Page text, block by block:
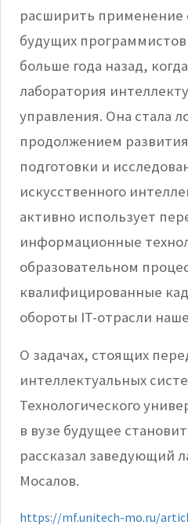
расширить применение
будущих программистов
больше года назад,
лаборатория
управления. Она стала
продолжением развития
подготовки и
искусственного
активно использует
информационные
образовательном
квалифицированные
обороты IT-отрасли
О задачах, стоящих
интеллектуальных
Технологического
в вузе будущее
рассказал заведующий
Мосалов.
https://mf.unitech-mo.ru/